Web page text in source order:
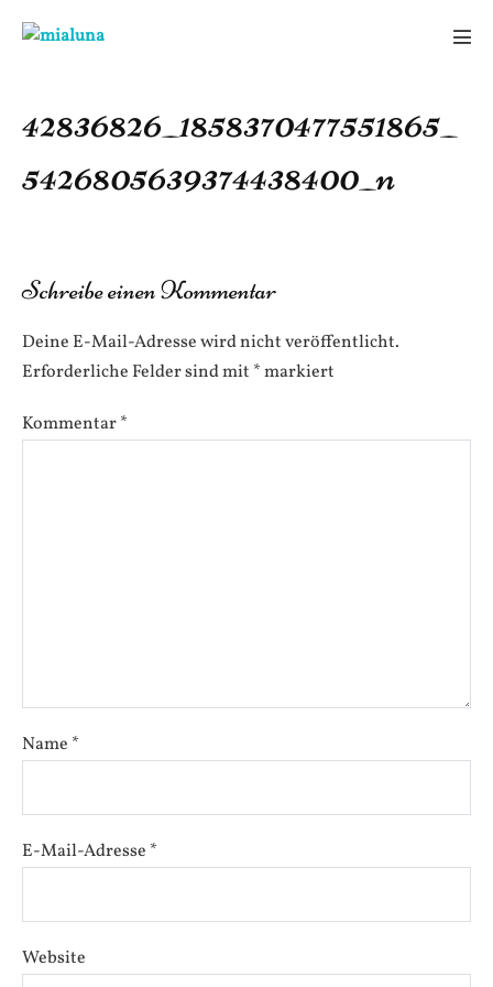
Inhalt
42836826_1858370477551865_
5426805639374438400_n
Schreibe einen Kommentar
Deine E-Mail-Adresse wird nicht veröffentlicht.
Erforderliche Felder sind mit *markiert
Kommentar*
Name *
E-Mail-Adresse *
Website